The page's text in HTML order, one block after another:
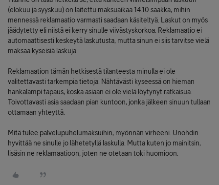
(elokuu ja syyskuu) on laitettu maksuaikaa 14.10 saakka, mihin
mennessä reklamaatio varmasti saadaan käsiteltyä. Laskut on myös
jäädytetty eli niistä ei kerry sinulle viivästyskorkoa. Reklamaatio ei
automaattisesti keskeytä laskutusta, mutta sinun ei siis tarvitse vielä
maksaa kyseisiä laskuja.
Reklamaation tämän hetkisestä tilanteesta minulla ei ole
valitettavasti tarkempia tietoja. Nähtävästi kyseessä on hieman
hankalampi tapaus, koska asiaan ei ole vielä löytynyt ratkaisua.
Toivottavasti asia saadaan pian kuntoon, jonka jälkeen sinuun tullaan
ottamaan yhteyttä.
Mitä tulee palvelupuhelumaksuihin, myönnän virheeni. Unohdin
hyvittää ne sinulle jo lähetetyllä laskulla. Mutta kuten jo mainitsin,
lisäsin ne reklamaatioon, joten ne otetaan toki huomioon.